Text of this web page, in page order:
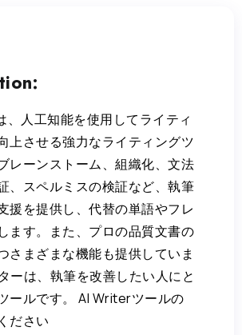
、人工知能を使用してライティ
上させる強力なライティングツ
レーンストーム、組織化、文法
、スペルミスの検証など、執筆
援を提供し、代替の単語やフレ
ます。また、プロの品質文書の
さまざまな機能も提供していま
ーは、執筆を改善したい人にと
ールです。 AI Writerツールの
ださい